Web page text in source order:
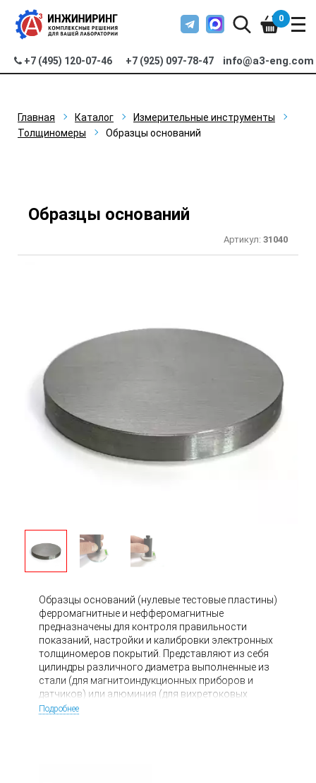
+7 (495) 120-07-46 +7 (925) 097-78-47 info@a3-eng.com
0
Главная Каталог
Измерительные инструменты
Толщиномеры
Образцы оснований
Образцы оснований
Артикул: 31040
Образцы оснований (нулевые тестовые пластины)
ферромагнитные и нефферомагнитные
предназначены для контроля правильности
показаний, настройки и калибровки электронных
толщиномеров покрытий. Представляют из себя
цилиндры различного диаметра выполненные из
стали (для магнитоиндукционных приборов и
датчиков) или алюминия (для вихретоковых
приборов и датчиков). Диаметр подбирается под
Подробнее